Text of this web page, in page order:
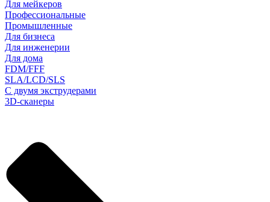
Для мейкеров
Профессиональные
Промышленные
Для бизнеса
Для инженерии
Для дома
FDM/FFF
SLA/LCD/SLS
С двумя экструдерами
3D-сканеры